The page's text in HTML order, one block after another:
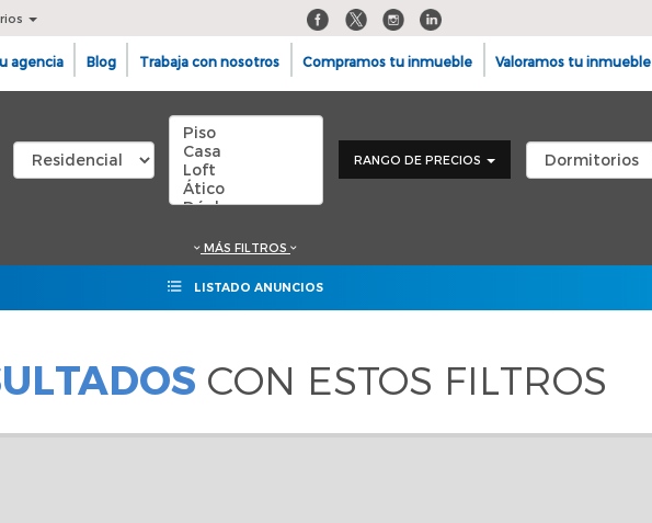
agencia Blog Trabaja con nosotros Compramos tu inmueble Valoramos tu inmueble
RANGO DE PRECIOS
MÁS FILTROS
LISTADO ANUNCIOS
CON ESTOS FILTROS